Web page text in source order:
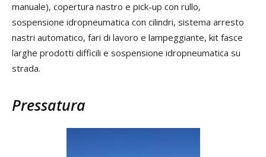
manuale), copertura nastro e pick-up con rullo,
sospensione idropneumatica con cilindri, sistema arresto
nastri automatico, fari di lavoro e lampeggiante, kit fasce
larghe prodotti difficili e sospensione idropneumatica su
strada.
Pressatura